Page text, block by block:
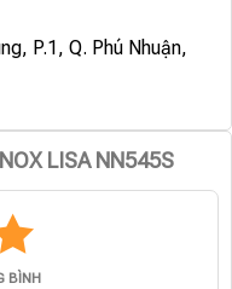
P.1, Q. Phú Nhuận,
LISA NN545S
BÌNH